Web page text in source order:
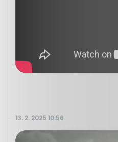
13. 2. 2025 10:56